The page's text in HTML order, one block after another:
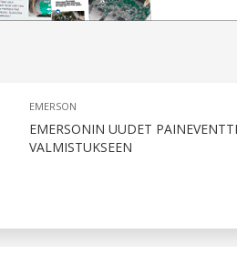
EMERSON
EMERSONIN UUDET
VALMISTUKSEEN